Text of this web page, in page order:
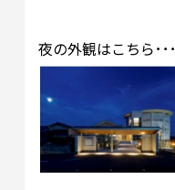
夜の外観はこちら･･･